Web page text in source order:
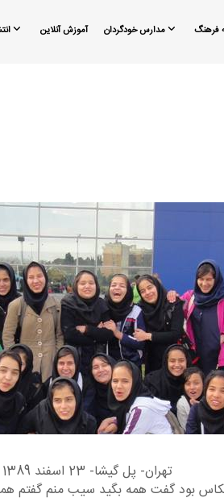
فرهنگ مدارس خودگردان آموزش آنلاین
تهران- پل گیشا- 23 اسفند 1389
بود گفت همه بگید سیب منم گفتم